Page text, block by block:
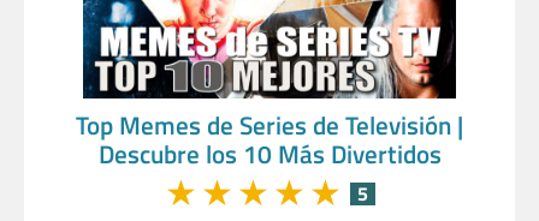
Top Memes de Series de Televisión |
Descubre los 10 Más Divertidos
★★★★★ 5